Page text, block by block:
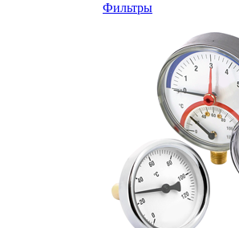
Фильтры